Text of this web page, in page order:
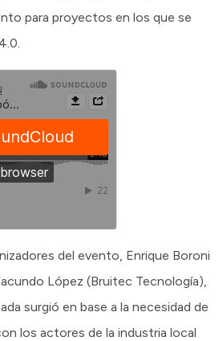
para proyectos en los que se
del evento, Enrique Boroni
López (Bruitec Tecnología),
surgió en base a la necesidad de
los actores de la industria local